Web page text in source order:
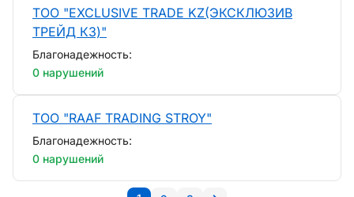
ТОО "EXCLUSIVE TRADE KZ(ЭКСКЛЮЗИВ
ТРЕЙД КЗ)"
Благонадежность:
0 нарушений
ТОО "RAAF TRADING STROY"
Благонадежность:
0 нарушений